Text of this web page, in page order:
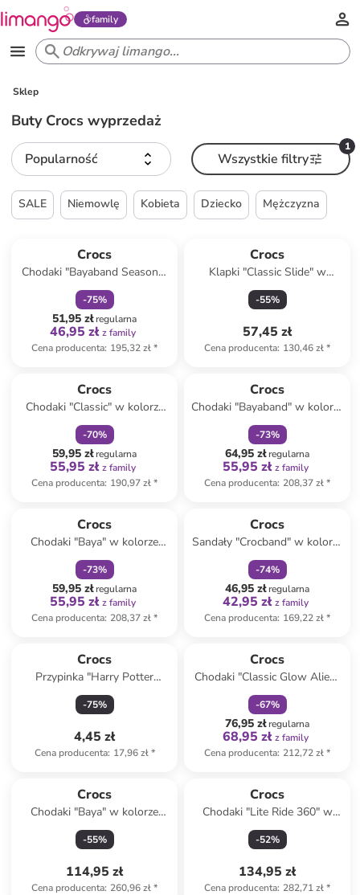
family
Sklep
Buty Crocs wyprzedaż
Popularność
1
Wszystkie filtry
SALE Niemowlę Kobieta Dziecko Mężczyzna
Crocs
Chodaki "Bayaband Seasonal
Printed" w kolorze szaro-
czarno-czerwonym
-75%
51,95 złregularna
46,95 zł z family
Cena producenta: 195,32 zł*
Crocs
Klapki "Classic Slide" w
kolorze granatowym
-55%
57,45 zł
Cena producenta: 130,46 zł*
Crocs
Chodaki "Classic" w kolorze
zielonym
-70%
59,95 złregularna
55,95 zł z family
Cena producenta: 190,97 zł*
Crocs
Chodaki "Bayaband" w kolorze
szaro-limonkowym
-73%
64,95 złregularna
55,95 zł z family
Cena producenta: 208,37 zł*
Crocs
Chodaki "Baya" w kolorze
żółto-zielono-oliwkowym
-73%
59,95 złregularna
55,95 zł z family
Cena producenta: 208,37 zł*
Crocs
Sandały "Crocband" w kolorze
różowo-fioletowym
-74%
46,95 złregularna
42,95 zł z family
Cena producenta: 169,22 zł*
Crocs
Przypinka "Harry Potter
Hufflepuff House" w kolorze
niebiesko-żółtym na buty
-75%
4,45 zł
Cena producenta: 17,96 zł*
Crocs
Chodaki "Classic Glow Alien"
w kolorze biało-zielonym
-67%
76,95 złregularna
68,95 zł z family
Cena producenta: 212,72 zł*
Crocs
Chodaki "Baya" w kolorze
czarnym
-55%
114,95 zł
Cena producenta: 260,96 zł*
Crocs
Chodaki "Lite Ride 360" w
kolorze czarnym
-52%
134,95 zł
Cena producenta: 282,71 zł*